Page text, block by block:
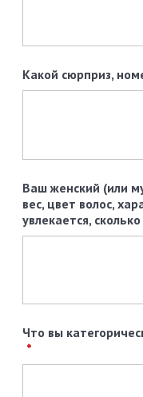
Какой сюрприз,
Ваш женский (или
вес, цвет волос,
увлекается,
Что вы